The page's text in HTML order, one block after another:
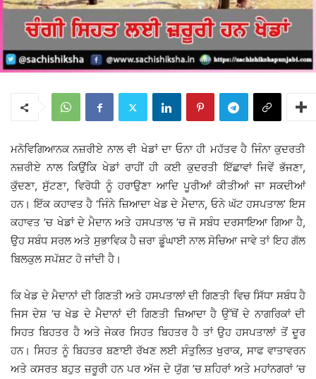
ਮਨੋਵਿਗਿਆਨਕ ਨਜ਼ਰੀਏ ਨਾਲ ਵੀ ਖੇਡਾਂ ਦਾ ਓਨਾ ਹੀ ਮਹੱਤਵ ਹੈ ਜਿੰਨਾ ਕੁਦਰਤੀ
ਨਜ਼ਰੀਏ ਨਾਲ ਕਿਉਂਕਿ ਖੇਡਾਂ ਰਾਹੀਂ ਹੀ ਕਈ ਕੁਦਰਤੀ ਇੱਛਾਵਾਂ ਜਿਵੇਂ ਭੱਜਣਾ,
ਕੁੱਦਣਾ, ਸੁੱਟਣਾ, ਵਿਰੋਧੀ ਨੂੰ ਹਰਾਉਣਾ ਆਦਿ ਪੂਰੀਆਂ ਕੀਤੀਆਂ ਜਾ ਸਕਦੀਆਂ
ਹਨ। ਇੱਕ ਕਹਾਵਤ ਹੈ ‘ਜਿੰਨੇ ਜ਼ਿਆਦਾ ਖੇਡ ਦੇ ਮੈਦਾਨ, ਓਨੇ ਘੱਟ ਹਸਪਤਾਲ’ ਇਸ
ਕਹਾਵਤ ’ਚ ਖੇਡਾਂ ਦੇ ਮੈਦਾਨ ਅਤੇ ਹਸਪਤਾਲ ’ਚ ਜੋ ਸਬੰਧ ਦਰਸਾਇਆ ਗਿਆ ਹੈ,
ਉਹ ਸਬੰਧ ਸਰਲ ਅਤੇ ਸੁਭਾਵਿਕ ਹੈ ਜ਼ਰਾ ਡੂੰਘਾਈ ਨਾਲ ਸੋਚਿਆ ਜਾਵੇ ਤਾਂ ਇਹ ਗੱਲ
ਬਿਲਕੁਲ ਸਪੱਸ਼ਟ ਹੋ ਜਾਂਦੀ ਹੈ।
ਕਿ ਖੇਡ ਦੇ ਮੈਦਾਨਾਂ ਦੀ ਗਿਣਤੀ ਅਤੇ ਹਸਪਤਾਲਾਂ ਦੀ ਗਿਣਤੀ ਵਿਚ ਸਿੱਧਾ ਸਬੰਧ ਹੈ
ਜਿਸ ਦੇਸ਼ ’ਚ ਖੇਡ ਦੇ ਮੈਦਾਨਾਂ ਦੀ ਗਿਣਤੀ ਜ਼ਿਆਦਾ ਹੈ ਉੱਥੋਂ ਦੇ ਨਾਗਰਿਕਾਂ ਦੀ
ਸਿਹਤ ਬਿਹਤਰ ਹੈ ਅਤੇ ਜੇਕਰ ਸਿਹਤ ਬਿਹਤਰ ਹੈ ਤਾਂ ਉਹ ਹਸਪਤਾਲਾਂ ਤੋਂ ਦੂਰ
ਹਨ। ਸਿਹਤ ਨੂੰ ਬਿਹਤਰ ਬਣਾਈ ਰੱਖਣ ਲਈ ਸੰਤੁਲਿਤ ਖੁਰਾਕ, ਸਾਫ ਵਾਤਾਵਰਨ
ਅਤੇ ਕਸਰਤ ਬਹੁਤ ਜ਼ਰੂਰੀ ਹਨ ਪਰ ਅੱਜ ਦੇ ਯੁੱਗ ’ਚ ਸ਼ਹਿਰਾਂ ਅਤੇ ਮਹਾਂਨਗਰਾਂ ’ਚ